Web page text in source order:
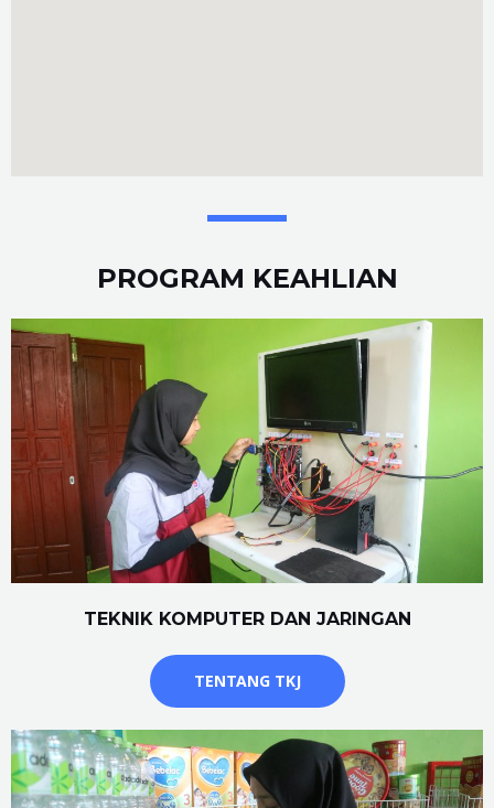
PROGRAM KEAHLIAN
TEKNIK KOMPUTER DAN JARINGAN
TENTANG TKJ